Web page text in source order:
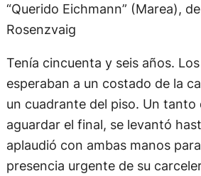
“Querido Eichmann” (Marea),
Rosenzvaig
Tenía cincuenta y seis años.
esperaban a un costado de la
un cuadrante del piso. Un tanto
aguardar el final, se levantó
aplaudió con ambas manos
presencia urgente de su